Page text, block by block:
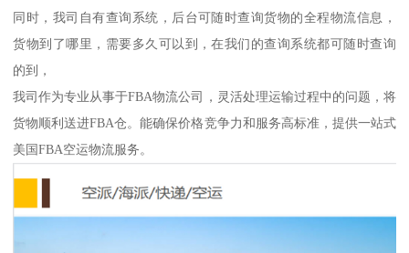
同时，我司自有查询系统，后台可随时查询货物的全程物流信息，
货物到了哪里，需要多久可以到，在我们的查询系统都可随时查询
的到，
我司作为专业从事于FBA物流公司，灵活处理运输过程中的问题，将
货物顺利送进FBA仓。能确保价格竞争力和服务高标准，提供一站式
美国FBA空运物流服务。